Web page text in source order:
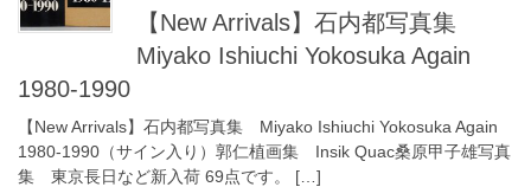
【New Arrivals】石内都写真集
Miyako Ishiuchi Yokosuka Again
1980-1990
【New Arrivals】石内都写真集 Miyako Ishiuchi Yokosuka Again
1980-1990（サイン入り）郭仁植画集 Insik Quac桑原甲子雄写真
集 東京長日など新入荷 69点です。 […]